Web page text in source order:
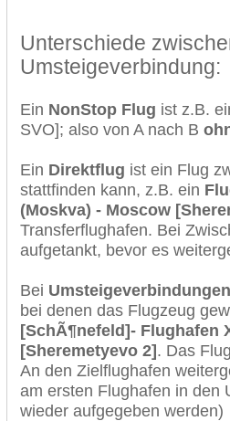
Unterschiede
Umsteigeverbindung:
Ein NonStop Flug ist z.B.
SVO]; also von A nach B
Ein Direktflug ist ein Flug
stattfinden kann, z.B. ein
(Moskva) - Moscow
Transferflughafen. Bei
aufgetankt, bevor es
Bei Umsteigeverbindungen
bei denen das Flugzeug
[SchÃ¶nefeld]- Flughafen
[Sheremetyevo 2]. Das
An den Zielflughafen
am ersten Flughafen in den
wieder aufgegeben werden)